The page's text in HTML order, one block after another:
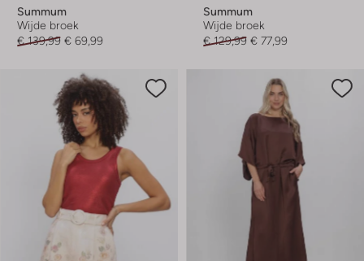
Summum
Wijde broek
€ 139,99 € 69,99
Summum
Wijde broek
€ 129,99 € 77,99